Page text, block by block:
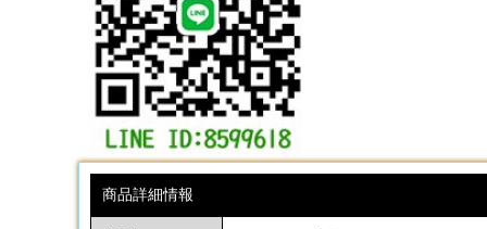
商品詳細情報